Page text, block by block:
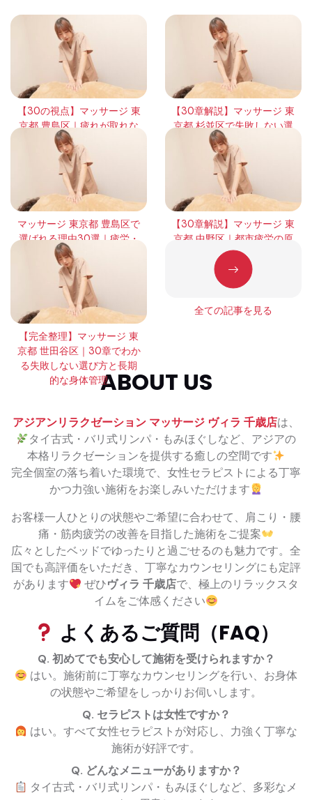
【30の視点】マッサージ 東
京都 豊島区｜疲れが取れな
い本当の理由と回復の考え
方
【30章解説】マッサージ 東
京都 杉並区で失敗しない選
び方｜頻度・効果・体感の
違いを徹底整理
マッサージ 東京都 豊島区で
選ばれる理由30選｜疲労・
緊張・回復の本質を徹底解
説
【30章解説】マッサージ 東
京都 中野区｜都市疲労の原
因と正しい整え方
【完全整理】マッサージ 東
京都 世田谷区｜30章でわか
る失敗しない選び方と長期
的な身体管理
全ての記事を見る
ABOUT US
アジアンリラクゼーション マッサージ ヴィラ 千歳店は、
タイ古式・バリ式リンパ・もみほぐしなど、アジアの
本格リラクゼーションを提供する癒しの空間です
完全個室の落ち着いた環境で、女性セラピストによる丁寧
かつ力強い施術をお楽しみいただけます
お客様一人ひとりの状態やご希望に合わせて、肩こり・腰
痛・筋肉疲労の改善を目指した施術をご提案
広々としたベッドでゆったりと過ごせるのも魅力です。全
国でも高評価をいただき、丁寧なカウンセリングにも定評
があります
ぜひヴィラ 千歳店で、極上のリラックスタ
イムをご体感ください
よくあるご質問（FAQ）
Q. 初めてでも安心して施術を受けられますか？
はい。施術前に丁寧なカウンセリングを行い、お身体
の状態やご希望をしっかりお伺いします。
Q. セラピストは女性ですか？
はい。すべて女性セラピストが対応し、力強く丁寧な
施術が好評です。
Q. どんなメニューがありますか？
タイ古式・バリ式リンパ・もみほぐしなど、多彩なメ